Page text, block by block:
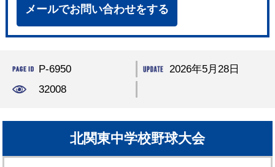
メールでお問い合わせをする
P-6950
2026年5月28日
32008
北関東中学校野球大会